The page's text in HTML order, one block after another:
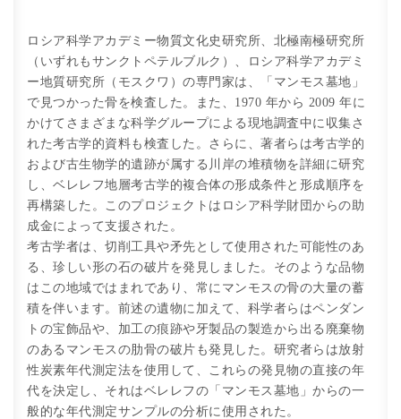
ロシア科学アカデミー物質文化史研究所、北極南極研究所
（いずれもサンクトペテルブルク）、ロシア科学アカデミ
ー地質研究所（モスクワ）の専門家は、「マンモス墓地」
で見つかった骨を検査した。また、1970 年から 2009 年に
かけてさまざまな科学グループによる現地調査中に収集さ
れた考古学的資料も検査した。さらに、著者らは考古学的
および古生物学的遺跡が属する川岸の堆積物を詳細に研究
し、ベレレフ地層考古学的複合体の形成条件と形成順序を
再構築した。このプロジェクトはロシア科学財団からの助
成金によって支援された。
考古学者は、切削工具や矛先として使用された可能性のあ
る、珍しい形の石の破片を発見しました。そのような品物
はこの地域ではまれであり、常にマンモスの骨の大量の蓄
積を伴います。前述の遺物に加えて、科学者らはペンダン
トの宝飾品や、加工の痕跡や牙製品の製造から出る廃棄物
のあるマンモスの肋骨の破片も発見した。研究者らは放射
性炭素年代測定法を使用して、これらの発見物の直接の年
代を決定し、それはベレレフの「マンモス墓地」からの一
般的な年代測定サンプルの分析に使用された。